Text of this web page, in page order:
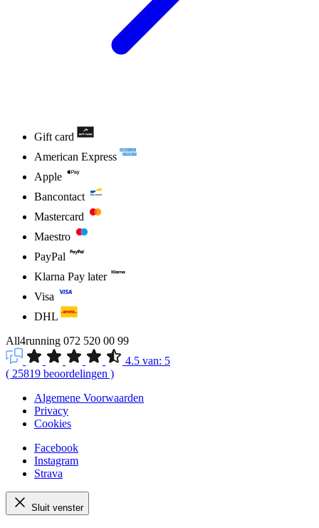
Gift card
American Express
Apple
Bancontact
Mastercard
Maestro
PayPal
Klarna Pay later
Visa
DHL
All4running 072 520 00 99
4.5 van: 5
( 25819 beoordelingen )
Algemene Voorwaarden
Privacy
Cookies
Facebook
Instagram
Strava
Sluit venster